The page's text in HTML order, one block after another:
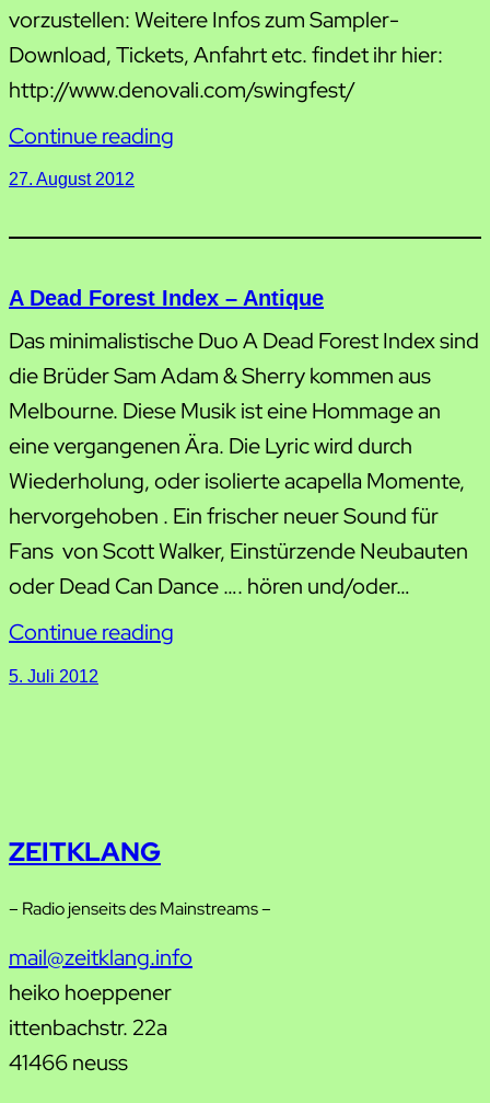
vorzustellen: Weitere Infos zum Sampler-
Download, Tickets, Anfahrt etc. findet ihr hier:
http://www.denovali.com/swingfest/
Continue reading
27. August 2012
A Dead Forest Index – Antique
Das minimalistische Duo A Dead Forest Index sind
die Brüder Sam Adam & Sherry kommen aus
Melbourne. Diese Musik ist eine Hommage an
eine vergangenen Ära. Die Lyric wird durch
Wiederholung, oder isolierte acapella Momente,
hervorgehoben . Ein frischer neuer Sound für
Fans von Scott Walker, Einstürzende Neubauten
oder Dead Can Dance …. hören und/oder…
Continue reading
5. Juli 2012
ZEITKLANG
– Radio jenseits des Mainstreams –
mail@zeitklang.info
heiko hoeppener
ittenbachstr. 22a
41466 neuss